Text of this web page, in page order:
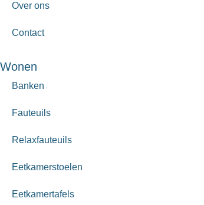
Over ons
Contact
Wonen
Banken
Fauteuils
Relaxfauteuils
Eetkamerstoelen
Eetkamertafels